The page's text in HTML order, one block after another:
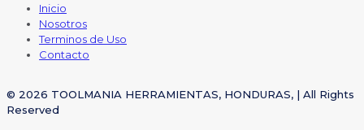
Inicio
Nosotros
Terminos de Uso
Contacto
© 2026 TOOLMANIA HERRAMIENTAS, HONDURAS, | All Rights
Reserved